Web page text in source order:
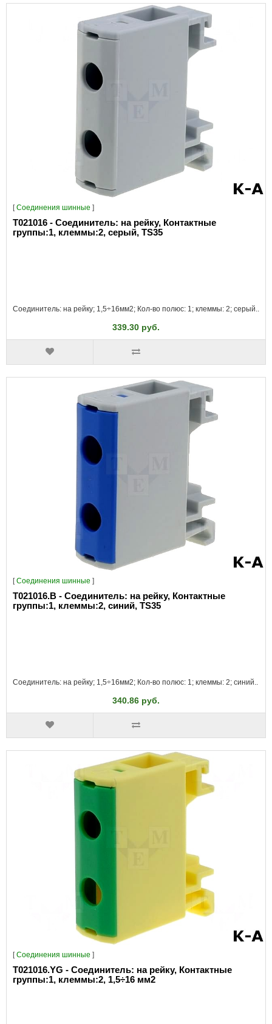
[Соединения шинные ]
T021016 - Соединитель: на рейку, Контактные
группы:1, клеммы:2, серый, TS35
Соединитель: на рейку; 1,5÷16мм2; Кол-во полюс: 1; клеммы: 2; серый..
339.30 руб.
[Соединения шинные ]
T021016.B - Соединитель: на рейку, Контактные
группы:1, клеммы:2, синий, TS35
Соединитель: на рейку; 1,5÷16мм2; Кол-во полюс: 1; клеммы: 2; синий..
340.86 руб.
[Соединения шинные ]
T021016.YG - Соединитель: на рейку, Контактные
группы:1, клеммы:2, 1,5÷16 мм2